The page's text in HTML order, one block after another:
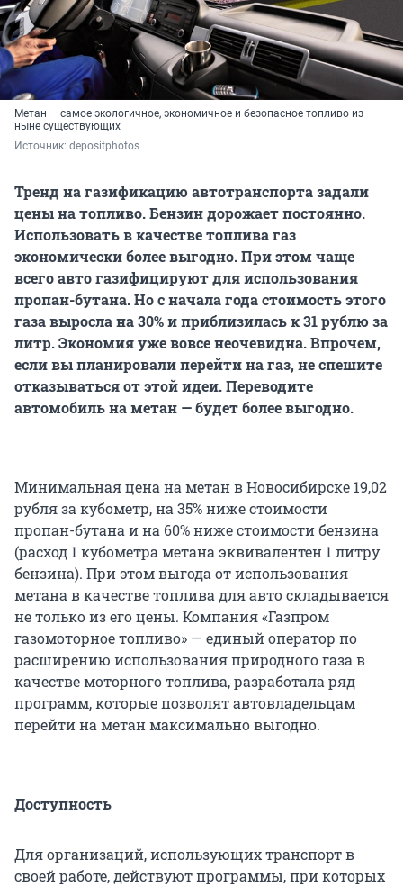
Метан — самое экологичное, экономичное и безопасное топливо из
ныне существующих
Источник: depositphotos
Тренд на газификацию автотранспорта задали
цены на топливо. Бензин дорожает постоянно.
Использовать в качестве топлива газ
экономически более выгодно. При этом чаще
всего авто газифицируют для использования
пропан-бутана. Но с начала года стоимость этого
газа выросла на 30% и приблизилась к 31 рублю за
литр. Экономия уже вовсе неочевидна. Впрочем,
если вы планировали перейти на газ, не спешите
отказываться от этой идеи. Переводите
автомобиль на метан — будет более выгодно.
Минимальная цена на метан в Новосибирске 19,02
рубля за кубометр, на 35% ниже стоимости
пропан-бутана и на 60% ниже стоимости бензина
(расход 1 кубометра метана эквивалентен 1 литру
бензина). При этом выгода от использования
метана в качестве топлива для авто складывается
не только из его цены. Компания «Газпром
газомоторное топливо» — единый оператор по
расширению использования природного газа в
качестве моторного топлива, разработала ряд
программ, которые позволят автовладельцам
перейти на метан максимально выгодно.
Доступность
Для организаций, использующих транспорт в
своей работе, действуют программы, при которых